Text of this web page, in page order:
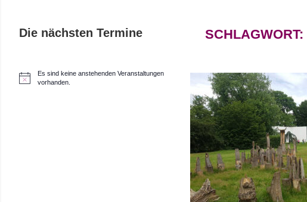
SCHLAGWORT:
Die nächsten Termine
H
Es sind keine anstehenden Veranstaltungen
vorhanden.